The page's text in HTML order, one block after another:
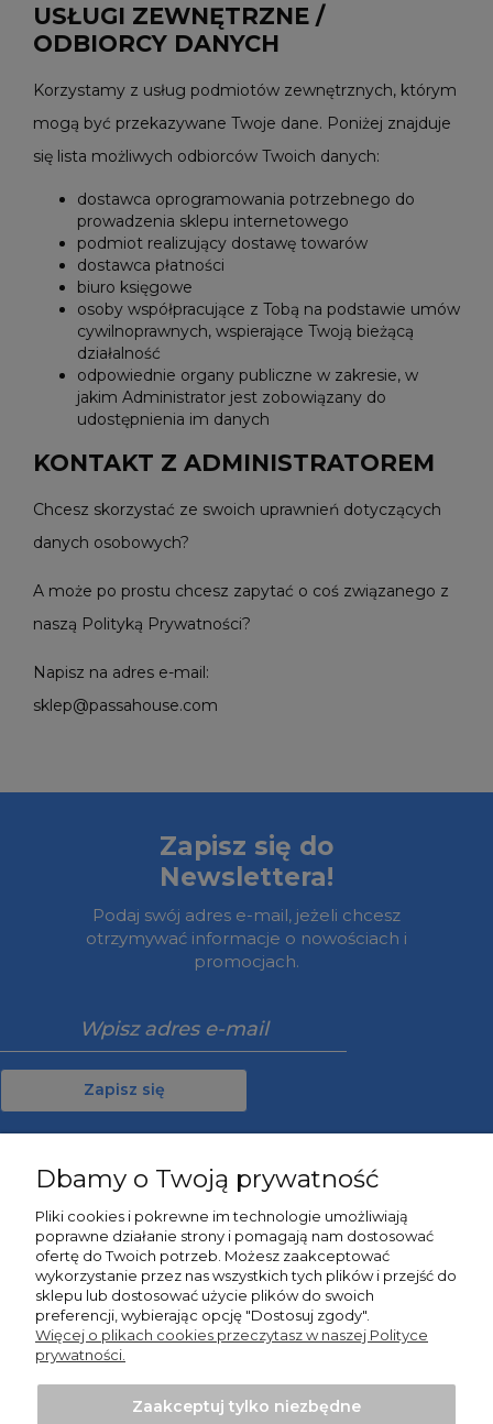
USŁUGI ZEWNĘTRZNE /
ODBIORCY DANYCH
Korzystamy z usług podmiotów zewnętrznych, którym
mogą być przekazywane Twoje dane. Poniżej znajduje
się lista możliwych odbiorców Twoich danych:
dostawca oprogramowania potrzebnego do
prowadzenia sklepu internetowego
podmiot realizujący dostawę towarów
dostawca płatności
biuro księgowe
osoby współpracujące z Tobą na podstawie umów
cywilnoprawnych, wspierające Twoją bieżącą
działalność
odpowiednie organy publiczne w zakresie, w
jakim Administrator jest zobowiązany do
udostępnienia im danych
KONTAKT Z ADMINISTRATOREM
Chcesz skorzystać ze swoich uprawnień dotyczących
danych osobowych?
A może po prostu chcesz zapytać o coś związanego z
naszą Polityką Prywatności?
Napisz na adres e-mail:
sklep@passahouse.com
Zapisz się do
Newslettera!
Podaj swój adres e-mail, jeżeli chcesz
otrzymywać informacje o nowościach i
promocjach.
Zapisz się
Informacje
O nas
Dbamy o Twoją prywatność
Pliki cookies i pokrewne im technologie umożliwiają
poprawne działanie strony i pomagają nam dostosować
ofertę do Twoich potrzeb. Możesz zaakceptować
wykorzystanie przez nas wszystkich tych plików i przejść do
sklepu lub dostosować użycie plików do swoich
preferencji, wybierając opcję "Dostosuj zgody".
Więcej o plikach cookies przeczytasz w naszej Polityce
prywatności.
Zaakceptuj tylko niezbędne